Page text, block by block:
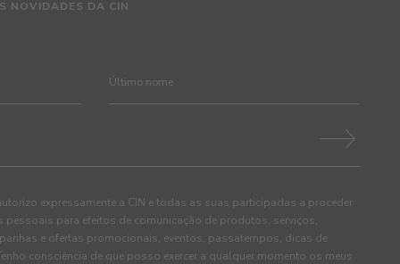
NOVIDADES DA CIN
expressamente a CIN e todas as suas participadas a proceder
para efeitos de comunicação de produtos, serviços,
e ofertas promocionais, eventos, passatempos, dicas de
consciência de que posso exercer a qualquer momento os meus